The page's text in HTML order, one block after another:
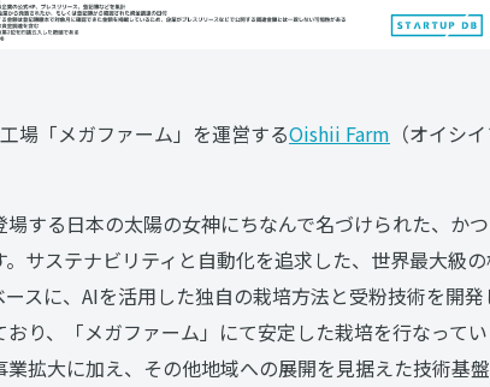
場「メガファーム」を運営するOishii Farm （オイシ
場する日本の太陽の女神にちなんで名づけられた、か
サステナビリティと自動化を追求した、世界最大級
スに、AIを活用した独自の栽培方法と受粉技術を開
り、「メガファーム」にて安定した栽培を行なって
拡大に加え、その他地域への展開を見据えた技術基